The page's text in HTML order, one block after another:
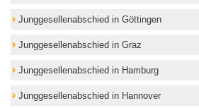
Junggesellenabschied in Göttingen
Junggesellenabschied in Graz
Junggesellenabschied in Hamburg
Junggesellenabschied in Hannover